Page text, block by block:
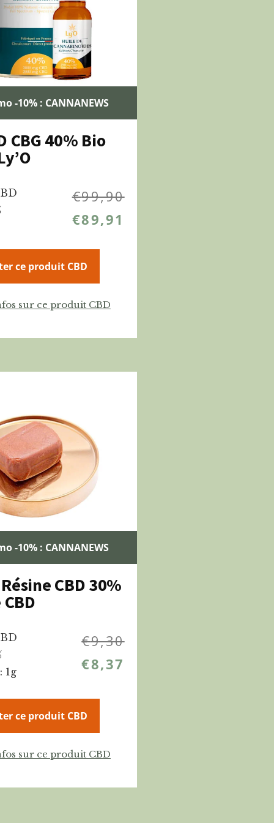
-10% : CANNANEWS
CBG 40% Bio
€99,90
€89,91
ce produit CBD
sur ce produit CBD
-10% : CANNANEWS
CBD 30%
1g
€9,30
€8,37
ce produit CBD
sur ce produit CBD